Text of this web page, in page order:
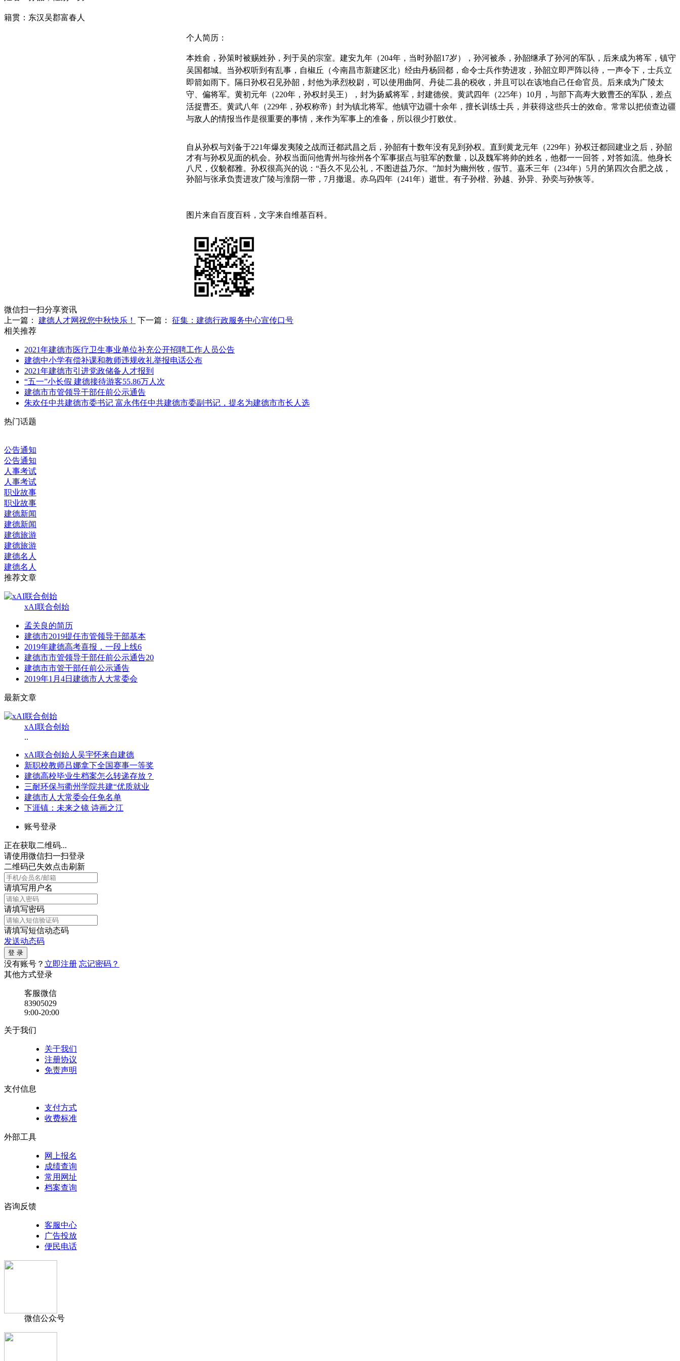
籍贯：东汉吴郡富春人
个人简历：
本姓俞，孙策时被赐姓孙，列于吴的宗室。建安九年（204年，当时孙韶17岁），孙河被杀，孙韶继承了孙河的军队，后来成为将军，镇守
吴国都城。当孙权听到有乱事，自椒丘（今南昌市新建区北）经由丹杨回都，命令士兵作势进攻，孙韶立即严阵以待，一声令下，士兵立
即箭如雨下。隔日孙权召见孙韶，封他为承烈校尉，可以使用曲阿、丹徒二县的税收，并且可以在该地自己任命官员。后来成为广陵太
守、偏将军。黄初元年（220年，孙权封吴王），封为扬威将军，封建德侯。黄武四年（225年）10月，与部下高寿大败曹丕的军队，差点
活捉曹丕。黄武八年（229年，孙权称帝）封为镇北将军。他镇守边疆十余年，擅长训练士兵，并获得这些兵士的效命。常常以把侦查边疆
与敌人的情报当作是很重要的事情，来作为军事上的准备，所以很少打败仗。
自从孙权与刘备于221年爆发夷陵之战而迁都武昌之后，孙韶有十数年没有见到孙权。直到黄龙元年（229年）孙权迁都回建业之后，孙韶
才有与孙权见面的机会。孙权当面问他青州与徐州各个军事据点与驻军的数量，以及魏军将帅的姓名，他都一一回答，对答如流。他身长
八尺，仪貌都雅。孙权很高兴的说：“吾久不见公礼，不图进益乃尔。”加封为幽州牧，假节。嘉禾三年（234年）5月的第四次合肥之战，
孙韶与张承负责进攻广陵与淮阴一带，7月撤退。赤乌四年（241年）逝世。有子孙楷、孙越、孙异、孙奕与孙恢等。
图片来自百度百科，文字来自维基百科。
微信扫一扫分享资讯
上一篇： 建德人才网祝您中秋快乐！ 下一篇： 征集：建德行政服务中心宣传口号
相关推荐
2021年建德市医疗卫生事业单位补充公开招聘工作人员公告
建德中小学有偿补课和教师违规收礼举报电话公布
2021年建德市引进党政储备人才报到
“五一”小长假 建德接待游客55.86万人次
建德市市管领导干部任前公示通告
朱欢任中共建德市委书记 富永伟任中共建德市委副书记，提名为建德市市长人选
热门话题
公告通知
公告通知
人事考试
人事考试
职业故事
职业故事
建德新闻
建德新闻
建德旅游
建德旅游
建德名人
建德名人
推荐文章
xAI联合创始
孟关良的简历
建德市2019提任市管领导干部基本
2019年建德高考喜报，一段上线6
建德市市管领导干部任前公示通告20
建德市市管干部任前公示通告
2019年1月4日建德市人大常委会
最新文章
xAI联合创始
..
xAI联合创始人吴宇怀来自建德
新职校教师吕娜拿下全国赛事一等奖
建德高校毕业生档案怎么转递存放？
三耐环保与衢州学院共建“优质就业
建德市人大常委会任免名单
下涯镇：未来之镜 诗画之江
账号登录
正在获取二维码...
请使用微信扫一扫登录
二维码已失效点击刷新
请填写用户名
请填写密码
请填写短信动态码
发送动态码
没有账号？ 立即注册 忘记密码？
其他方式登录
客服微信
83905029
9:00-20:00
关于我们
关于我们
注册协议
免责声明
支付信息
支付方式
收费标准
外部工具
网上报名
成绩查询
常用网址
档案查询
咨询反馈
客服中心
广告投放
便民电话
微信公众号